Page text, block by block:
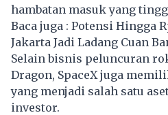
hambatan masuk yang
Baca juga : Potensi Hingga
Jakarta Jadi Ladang Cuan
Selain bisnis peluncuran
Dragon, SpaceX juga
yang menjadi salah satu
investor.